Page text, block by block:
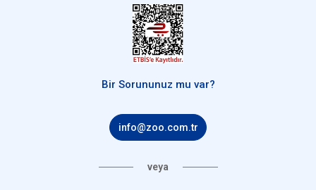
Bir Sorununuz mu var?
info@zoo.com.tr
veya